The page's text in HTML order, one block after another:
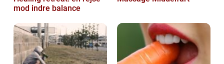
mod indre balance